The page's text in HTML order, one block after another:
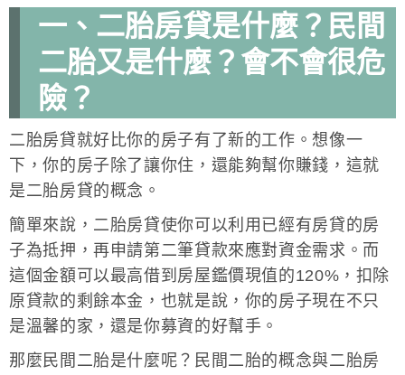
一、二胎房貸是什麼？民間
二胎又是什麼？會不會很危
險？
二胎房貸就好比你的房子有了新的工作。想像一
下，你的房子除了讓你住，還能夠幫你賺錢，這就
是二胎房貸的概念。
簡單來說，二胎房貸使你可以利用已經有房貸的房
子為抵押，再申請第二筆貸款來應對資金需求。而
這個金額可以最高借到房屋鑑價現值的120%，扣除
原貸款的剩餘本金，也就是說，你的房子現在不只
是溫馨的家，還是你募資的好幫手。
那麼民間二胎是什麼呢？民間二胎的概念與二胎房